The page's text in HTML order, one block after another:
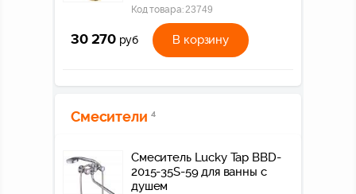
Код товара:23749
30 270 руб В корзину
Смесители 4
Смеситель Lucky Tap BBD-
2015-35S-59 для ванны с
душем